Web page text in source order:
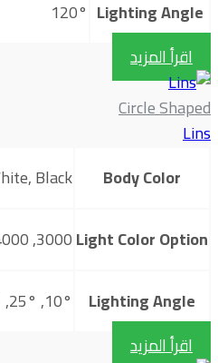
Lighting Angle
120°
اقرأ المزيد
Circle Shaped
Lins
Body Color
Black
Light Color Option
3000, 4000, 5000, 6500
Lighting Angle
10°, 25°, 40°
اقرأ المزيد